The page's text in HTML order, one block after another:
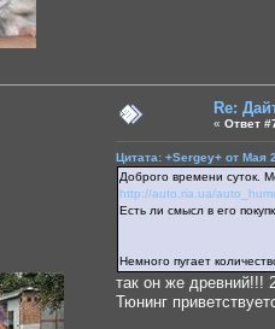
Re:
« Ответ
Цитата: +Sergey+ от Мая
Доброго времени суток.
http://auto.ria.ua/
Есть ли смысл в его
Немного пугает
так он же древний!!!
Тюнинг